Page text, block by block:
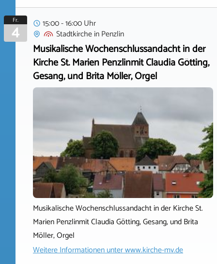
Fr.
4
15:00 - 16:00 Uhr
StadtkircheinPenzlin
Musikalische Wochenschlussandacht in der
Kirche St. Marien Penzlinmit Claudia Götting,
Gesang, und Brita Möller, Orgel
Musikalische Wochenschlussandacht in der Kirche St.
Marien Penzlinmit Claudia Götting, Gesang, und Brita
Möller, Orgel
Weitere Informationen unterwww.kirche-mv.de